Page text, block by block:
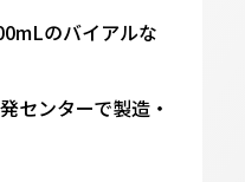
のバイアルな
センターで製造・